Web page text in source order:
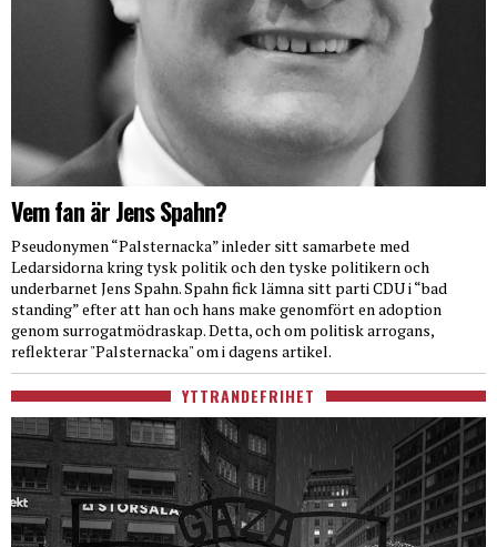
Vem fan är Jens Spahn?
Pseudonymen “Palsternacka” inleder sitt samarbete med
Ledarsidorna kring tysk politik och den tyske politikern och
underbarnet Jens Spahn. Spahn fick lämna sitt parti CDU i “bad
standing” efter att han och hans make genomfört en adoption
genom surrogatmödraskap. Detta, och om politisk arrogans,
reflekterar "Palsternacka" om i dagens artikel.
YTTRANDEFRIHET